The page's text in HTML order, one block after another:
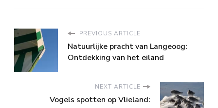
PREVIOUS ARTICLE
Natuurlijke pracht van Langeoog:
Ontdekking van het eiland
NEXT ARTICLE
Vogels spotten op Vlieland: